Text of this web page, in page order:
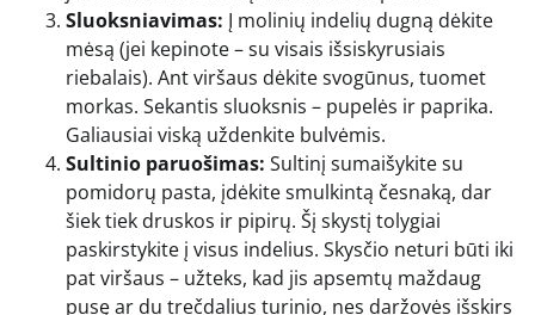
Sluoksniavimas: Į molinių indelių dugną dėkite
mėsą (jei kepinote – su visais išsiskyrusiais
riebalais). Ant viršaus dėkite svogūnus, tuomet
morkas. Sekantis sluoksnis – pupelės ir paprika.
Galiausiai viską uždenkite bulvėmis.
Sultinio paruošimas: Sultinį sumaišykite su
pomidorų pasta, įdėkite smulkintą česnaką, dar
šiek tiek druskos ir pipirų. Šį skystį tolygiai
paskirstykite į visus indelius. Skysčio neturi būti iki
pat viršaus – užteks, kad jis apsemtų maždaug
pusę ar du trečdalius turinio, nes daržovės išskirs